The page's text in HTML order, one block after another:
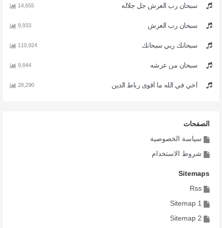
سبحان رب العرش جل جلاله 14,655
سبحان رب العرش 9,933
سبحانك ربي سبحانك 110,924
سبحان من عرشه 9,844
أخي في الله ما أقوى رباط الدين 28,290
الصفحات
سياسة الخصوصية
شروط الاستخدام
Sitemaps
Rss
Sitemap 1
Sitemap 2